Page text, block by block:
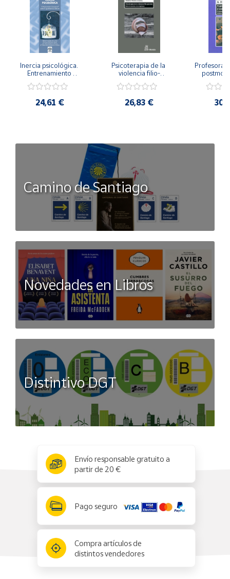
Inercia psicológica.
Entrenamiento
Igualdad de Género.
24,61 €
Psicoterapia de la
violencia filio-
secreto y la
26,83 €
Camino de Santiago
Novedades en Libros
Distintivo DGT
Envío responsable gratuito a
partir de 20 €
Pago seguro
Compra artículos de
distintos vendedores